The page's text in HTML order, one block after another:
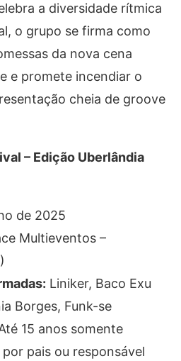
a diversidade rítmica
o grupo se firma como
da nova cena
e promete incendiar o
cheia de groove
– Edição Uberlândia
de 2025
Multieventos –
Liniker, Baco Exu
Borges, Funk-se
15 anos somente
pais ou responsável